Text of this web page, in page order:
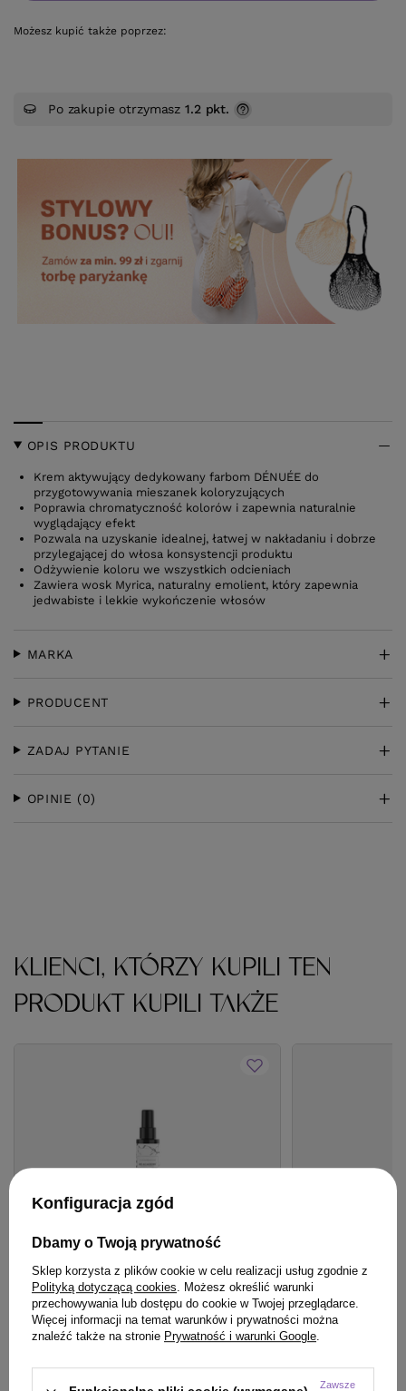
Możesz kupić także poprzez:
Po zakupie otrzymasz1.2 pkt.
OPIS PRODUKTU
Krem aktywujący dedykowany farbom DÉNUÉE do
przygotowywania mieszanek koloryzujących
Poprawia chromatyczność kolorów i zapewnia naturalnie
wyglądający efekt
Pozwala na uzyskanie idealnej, łatwej w nakładaniu i dobrze
przylegającej do włosa konsystencji produktu
Odżywienie koloru we wszystkich odcieniach
Zawiera wosk Myrica, naturalny emolient, który zapewnia
jedwabiste i lekkie wykończenie włosów
MARKA
PRODUCENT
ZADAJ PYTANIE
OPINIE (0)
KLIENCI, KTÓRZY KUPILI TEN
PRODUKT KUPILI TAKŻE
BESTSELLER
Odżywka WS Academy Wiosenna Aura
Paczula Wonna 20 w 1 do włosów bez
BESTSELLER
Spray Hair
keratyną
Konfiguracja zgód
Dbamy o Twoją prywatność
Sklep korzysta z plików cookie w celu realizacji usług zgodnie z
Polityką dotyczącą cookies. Możesz określić warunki
przechowywania lub dostępu do cookie w Twojej przeglądarce.
Więcej informacji na temat warunków i prywatności można
znaleźć także na stronie Prywatność i warunki Google.
Zawsze